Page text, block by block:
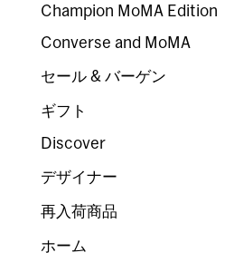
Champion MoMA Edition
Converse and MoMA
セール & バーゲン
ギフト
Discover
デザイナー
再入荷商品
ホーム